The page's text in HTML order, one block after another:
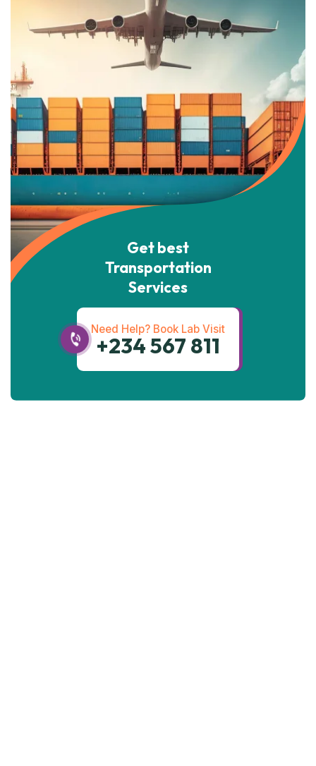
Get best
Transportation
Services
Need Help? Book Lab Visit
+234 567 811